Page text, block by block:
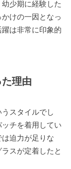
少期に経験した
けの一因となっ
は非常に印象的
理由
スタイルでし
チを着用してい
迫力が足りな
スが定着したと